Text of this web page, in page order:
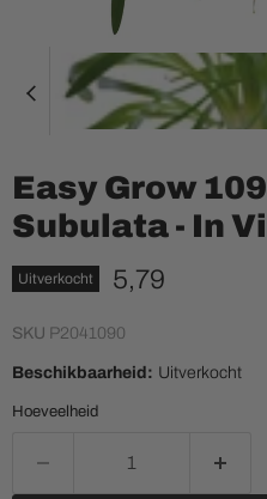
Easy Grow
Subulata - In
Uitverkocht Huidige prijs
5,79
SKU P2041090
Beschikbaarheid: Uitverkocht
Hoeveelheid